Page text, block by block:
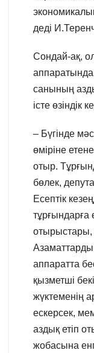
деді
Сондай-ақ,
аппаратында
санының
істе өзіндік
– Бүгінде
өміріне
отыр.
бөлек,
Есептік
тұрғындарға
отырыстары,
Азаматтарды
аппаратта
қызметші
жүктеменің
ескерсек,
аздық етіп
жобасына